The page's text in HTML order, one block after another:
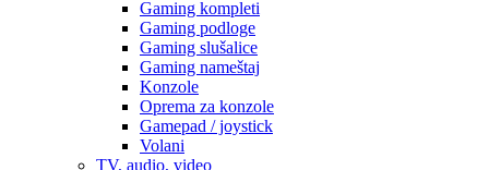
Gaming kompleti
Gaming podloge
Gaming slušalice
Gaming nameštaj
Konzole
Oprema za konzole
Gamepad / joystick
Volani
TV, audio, video